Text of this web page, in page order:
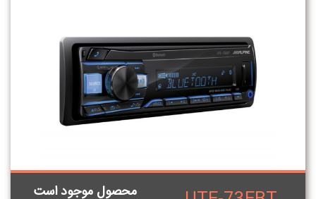
محصول موجود است